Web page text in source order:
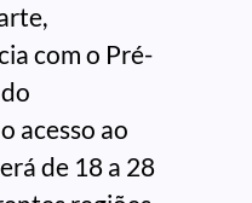
com o Pré-
acesso ao
de 18 a 28